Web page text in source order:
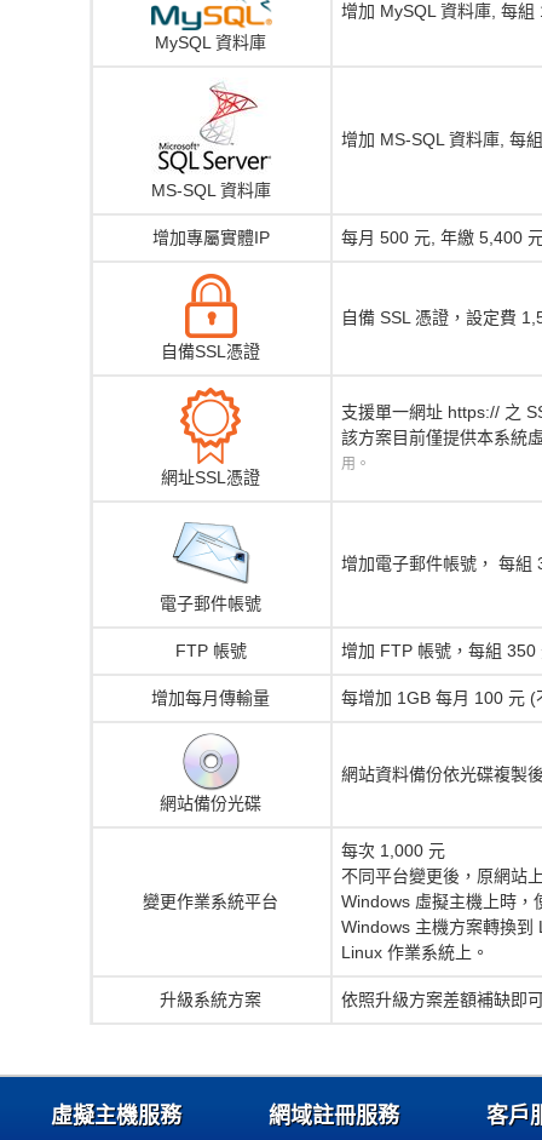
MySQL 資料庫
增加 MySQL 資料庫, 每
MS-SQL 資料庫
增加 MS-SQL 資料庫, 每
增加專屬實體IP 每月 500 元, 年繳 5,400
自備SSL憑證
自備 SSL 憑證，設定費
網址SSL憑證
支援單一網址 https:// 之
該方案目前僅提供本系統
用。
電子郵件帳號
增加電子郵件帳號， 每組
FTP 帳號 增加 FTP 帳號，每組 350
增加每月傳輸量 每增加 1GB 每月 100 元
網站備份光碟
網站資料備份依光碟複製
變更作業系統平台
每次 1,000 元
不同平台變更後，原網站
Windows 虛擬主機上時，
Windows 主機方案轉換到
Linux 作業系統上。
升級系統方案 依照升級方案差額補缺即
虛擬主機服務 網域註冊服務 客戶